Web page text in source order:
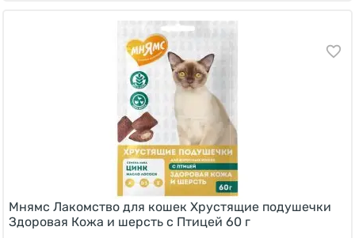
Мнямс Лакомство для кошек Хрустящие подушечки
Здоровая Кожа и шерсть с Птицей 60 г